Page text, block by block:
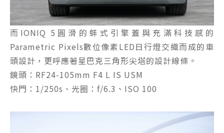
而IONIQ 5圓滑的蚌式引擎蓋與充滿科技感的
Parametric Pixels數位像素LED日行燈交織而成的車
頭設計，更呼應著星巴克三角形尖塔的設計線條。
鏡頭：RF24-105mm F4 L IS USM
快門：1/250s、光圈：f/6.3、ISO 100